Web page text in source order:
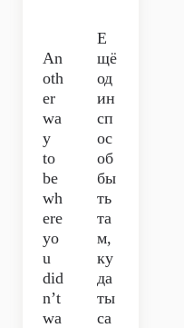
An
oth
er
wa
y
to
be
wh
ere
yo
u
did
n’t
wa
Е
щё
од
ин
сп
ос
об
бы
ть
та
м,
ку
да
ты
са